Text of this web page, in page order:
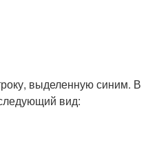
выделенную синим. В
вид: